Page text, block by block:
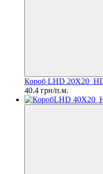
Короб LHD
40.4 грн/п.м.